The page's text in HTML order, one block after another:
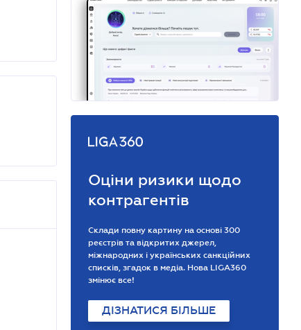
Оціни ризики щодо
контрагентів
Склади повну картину на основі 300
реєстрів та відкритих джерел,
міжнародних і українських санкційних
списків, згадок в медіа. Нова LIGA360
змінює все!
ДІЗНАТИСЯ БІЛЬШЕ